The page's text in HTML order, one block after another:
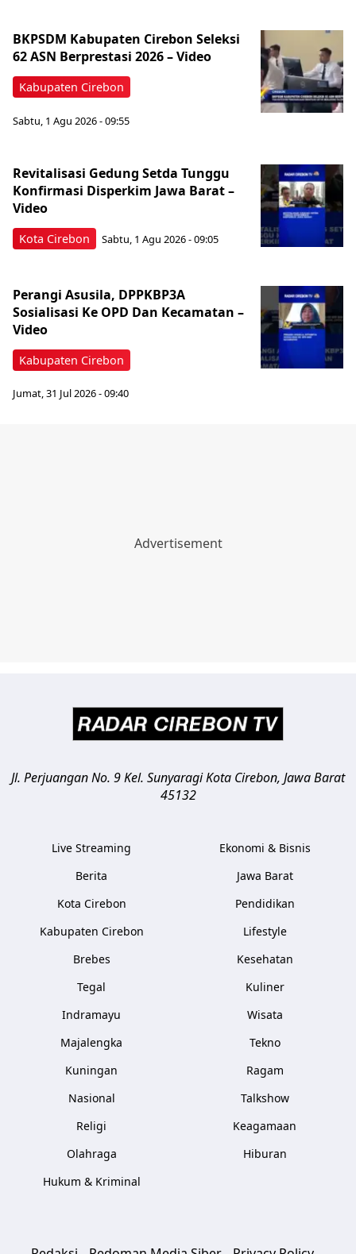
Kabupaten Cirebon
BKPSDM Kabupaten Cirebon Seleksi
62 ASN Berprestasi 2026 – Video
Sabtu, 1 Agu 2026 - 09:55
Kota Cirebon
Revitalisasi Gedung Setda Tunggu
Konfirmasi Disperkim Jawa Barat –
Video
Sabtu, 1 Agu 2026 - 09:05
Kabupaten Cirebon
Perangi Asusila, DPPKBP3A
Sosialisasi Ke OPD Dan Kecamatan –
Video
Jumat, 31 Jul 2026 - 09:40
Jl. Perjuangan No. 9 Kel. SunyaragiKota Cirebon, Jawa Barat
45132
Live Streaming
Berita
Kota Cirebon
Kabupaten Cirebon
Brebes
Tegal
Indramayu
Majalengka
Kuningan
Nasional
Religi
Olahraga
Hukum & Kriminal
Ekonomi & Bisnis
Jawa Barat
Pendidikan
Lifestyle
Kesehatan
Kuliner
Wisata
Tekno
Ragam
Talkshow
Keagamaan
Hiburan